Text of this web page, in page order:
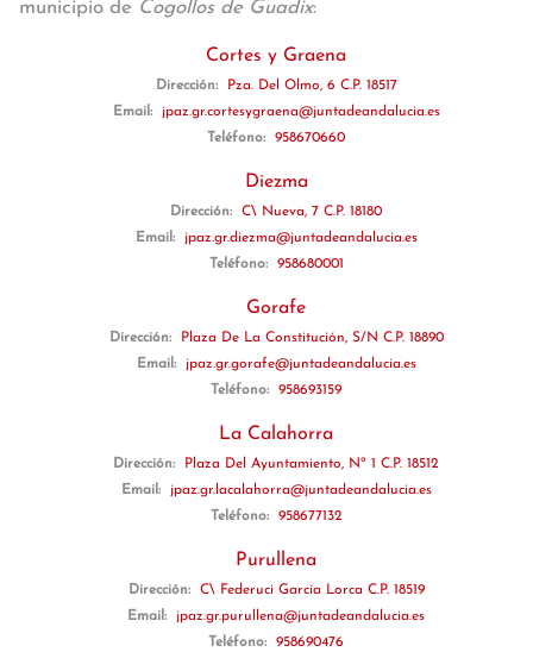
municipio de Cogollos de Guadix:
Cortes y Graena
Dirección:
Pza. Del Olmo, 6 C.P. 18517
Email:
jpaz.gr.cortesygraena@juntadeandalucia.es
Teléfono:
958670660
Diezma
Dirección:
C\ Nueva, 7 C.P. 18180
Email:
jpaz.gr.diezma@juntadeandalucia.es
Teléfono:
958680001
Gorafe
Dirección:
Plaza De La Constitución, S/N C.P. 18890
Email:
jpaz.gr.gorafe@juntadeandalucia.es
Teléfono:
958693159
La Calahorra
Dirección:
Plaza Del Ayuntamiento, Nº 1 C.P. 18512
Email:
jpaz.gr.lacalahorra@juntadeandalucia.es
Teléfono:
958677132
Purullena
Dirección:
C\ Federuci García Lorca C.P. 18519
Email:
jpaz.gr.purullena@juntadeandalucia.es
Teléfono:
958690476